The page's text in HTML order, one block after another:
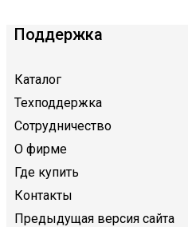
Поддержка
Каталог
Техподдержка
Сотрудничество
О фирме
Где купить
Контакты
Предыдущая версия сайта